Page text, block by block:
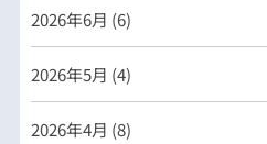
2026年6月 (6)
2026年5月 (4)
2026年4月 (8)